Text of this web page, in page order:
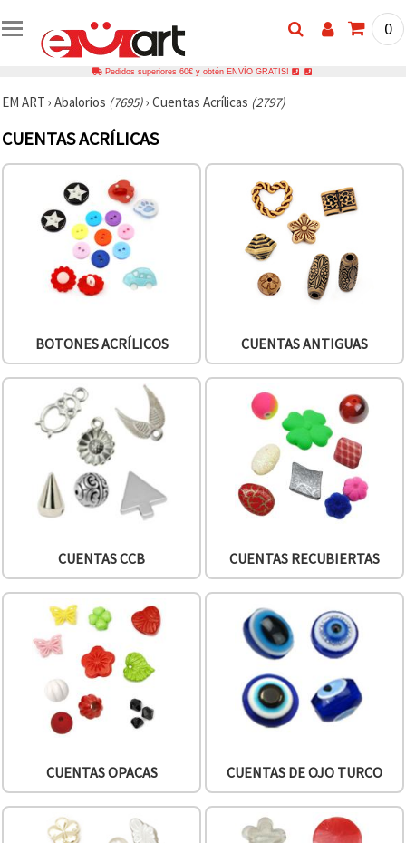
0
Pedidos superiores 60€ y obtén ENVÍO GRATIS!
EM ART › Abalorios (7695)› Cuentas Acrílicas (2797)
CUENTAS ACRÍLICAS
BOTONES ACRÍLICOS CUENTAS ANTIGUAS
CUENTAS CCB CUENTAS RECUBIERTAS
CUENTAS OPACAS CUENTAS DE OJO TURCO